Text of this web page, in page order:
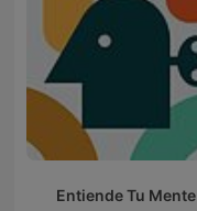
Entiende Tu Mente